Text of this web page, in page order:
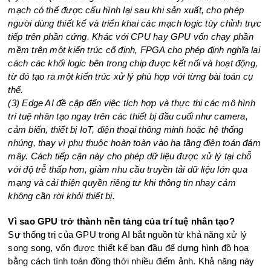
mạch có thể được cấu hình lại sau khi sản xuất, cho phép
người dùng thiết kế và triển khai các mạch logic tùy chỉnh trực
tiếp trên phần cứng. Khác với CPU hay GPU vốn chạy phần
mềm trên một kiến trúc cố định, FPGA cho phép định nghĩa lại
cách các khối logic bên trong chip được kết nối và hoạt động,
từ đó tạo ra một kiến trúc xử lý phù hợp với từng bài toán cụ
thể.
(3) Edge AI đề cập đến việc tích hợp và thực thi các mô hình
trí tuệ nhân tạo ngay trên các thiết bị đầu cuối như camera,
cảm biến, thiết bị IoT, điện thoại thông minh hoặc hệ thống
nhúng, thay vì phụ thuộc hoàn toàn vào hạ tầng điện toán đám
mây. Cách tiếp cận này cho phép dữ liệu được xử lý tại chỗ
với độ trễ thấp hơn, giảm nhu cầu truyền tải dữ liệu lớn qua
mạng và cải thiện quyền riêng tư khi thông tin nhạy cảm
không cần rời khỏi thiết bị.
Vì sao GPU trở thành nền tảng của trí tuệ nhân tạo?
Sự thống trị của GPU trong AI bắt nguồn từ khả năng xử lý
song song, vốn được thiết kế ban đầu để dựng hình đồ họa
bằng cách tính toán đồng thời nhiều điểm ảnh. Khả năng này